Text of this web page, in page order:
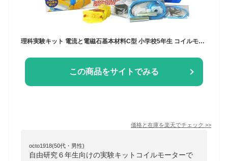
理科実験キット 電流と電磁石基本材料C型 小学校5年生 コイルモーター モーター 電流 電磁石 電池ボックス 夏休み 冬休み 科学工作 自由研究 自由工作
この商品をサイトでみる
価格と在庫を楽天でチェック >>
octo1918(50代・男性)
自由研究６年生向けの実験キットコイルモーターで